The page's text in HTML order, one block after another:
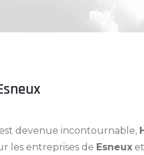
devenue incontournable,
les entreprises de Esneux